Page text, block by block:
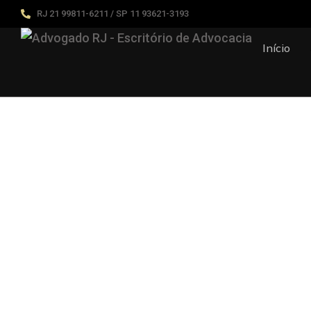
RJ 21 99811-6211 / SP 11 93621-3193
Início